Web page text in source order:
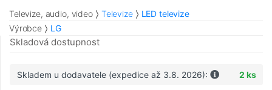
Televize, audio, video Televize
LED televize
Výrobce
LG
Skladová dostupnost
Skladem u dodavatele (expedice až 3.8. 2026): 2 ks